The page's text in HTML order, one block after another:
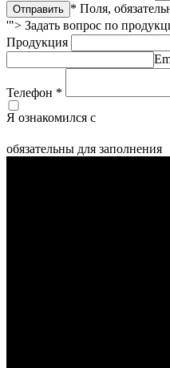
* Поля,
'"> Задать вопрос по
Продукция
Телефон *
Я ознакомился с
обязательны для заполнения